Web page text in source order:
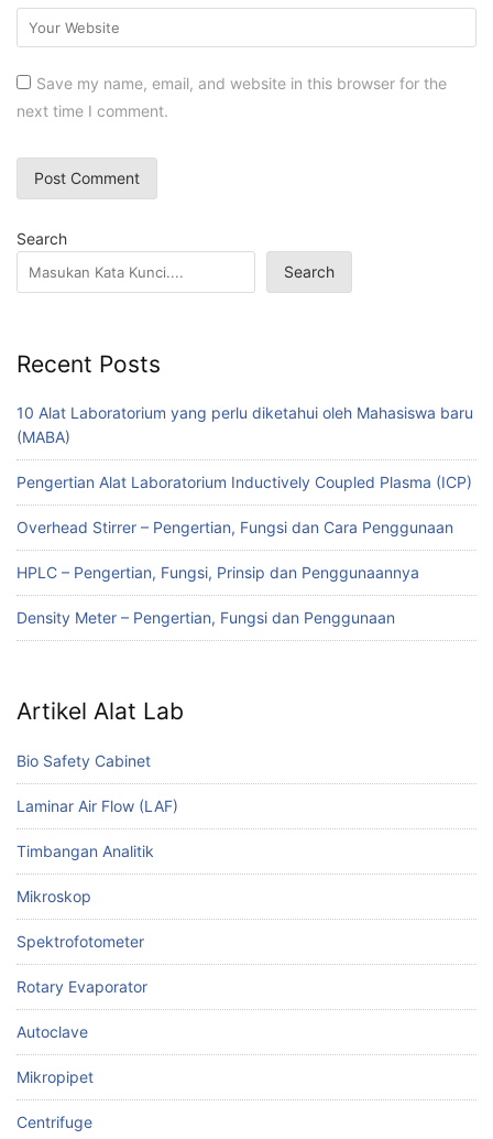
Save my name, email, and website in this browser for the
next time I comment.
Search
Search
Recent Posts
10 Alat Laboratorium yang perlu diketahui oleh Mahasiswa baru
(MABA)
Pengertian Alat Laboratorium Inductively Coupled Plasma (ICP)
Overhead Stirrer – Pengertian, Fungsi dan Cara Penggunaan
HPLC – Pengertian, Fungsi, Prinsip dan Penggunaannya
Density Meter – Pengertian, Fungsi dan Penggunaan
Artikel Alat Lab
Bio Safety Cabinet
Laminar Air Flow (LAF)
Timbangan Analitik
Mikroskop
Spektrofotometer
Rotary Evaporator
Autoclave
Mikropipet
Centrifuge